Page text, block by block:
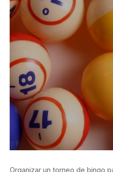
Organizar un torneo de bingo